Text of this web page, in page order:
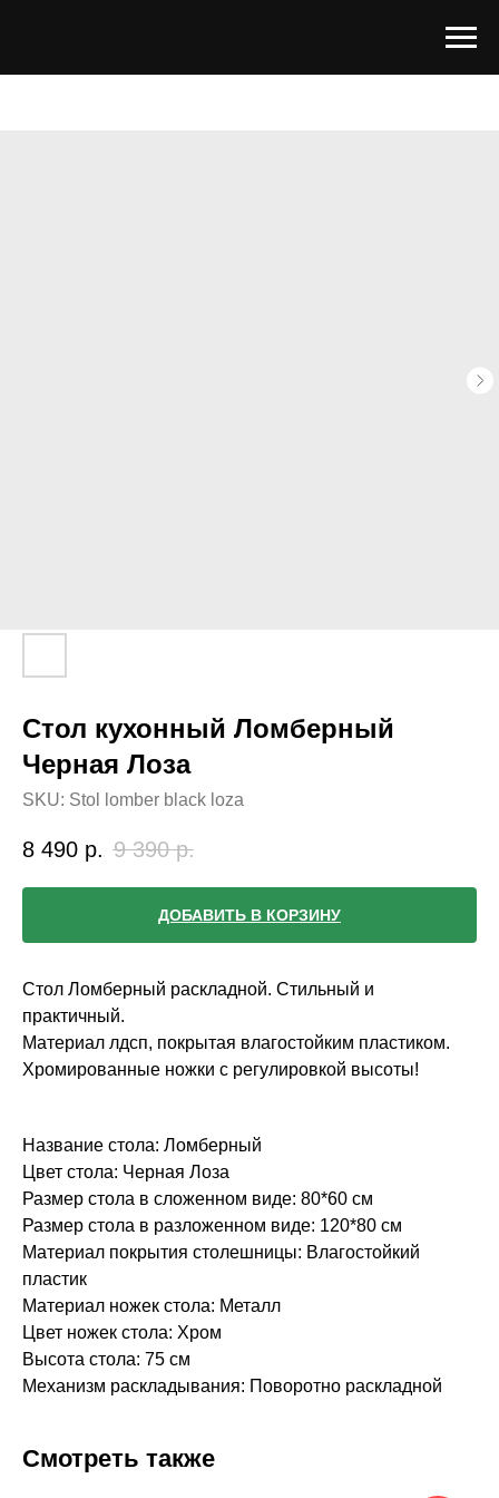
Стол кухонный Ломберный
Черная Лоза
SKU: Stol lomber black loza
8 490 р. 9 390 р.
ДОБАВИТЬ В КОРЗИНУ
Стол Ломберный раскладной. Стильный и
практичный.
Материал лдсп, покрытая влагостойким пластиком.
Хромированные ножки с регулировкой высоты!
Название стола: Ломберный
Цвет стола: Черная Лоза
Размер стола в сложенном виде: 80*60 см
Размер стола в разложенном виде: 120*80 см
Материал покрытия столешницы: Влагостойкий
пластик
Материал ножек стола: Металл
Цвет ножек стола: Хром
Высота стола: 75 см
Механизм раскладывания: Поворотно раскладной
Смотреть также